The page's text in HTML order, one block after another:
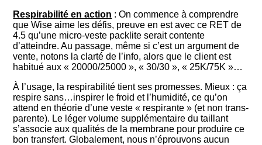
Respirabilité en action : On commence à comprendre
que Wise aime les défis, preuve en est avec ce RET de
4.5 qu’une micro-veste packlite serait contente
d’atteindre. Au passage, même si c’est un argument de
vente, notons la clarté de l’info, alors que le client est
habitué aux « 20000/25000 », « 30/30 », « 25K/75K »…
À l’usage, la respirabilité tient ses promesses. Mieux : ça
respire sans…inspirer le froid et l’humidité, ce qu’on
attend en théorie d’une veste « respirante » (et non trans-
parente). Le léger volume supplémentaire du taillant
s’associe aux qualités de la membrane pour produire ce
bon transfert. Globalement, nous n’éprouvons aucun